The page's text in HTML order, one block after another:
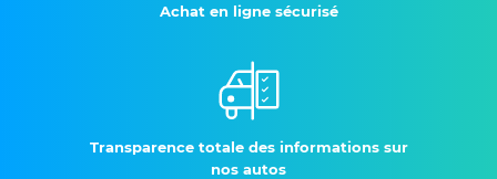
Achat en ligne sécurisé
Transparence totale des informations sur
nos autos